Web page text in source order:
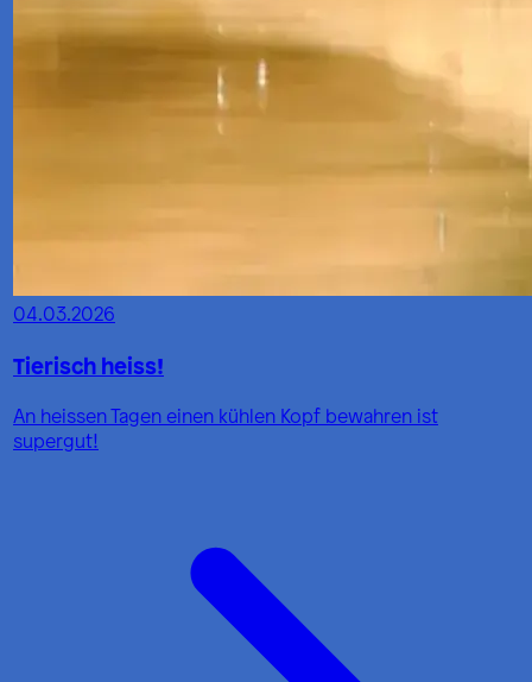
04.03.2026
Tierisch heiss!
An heissen Tagen einen kühlen Kopf bewahren ist
supergut!